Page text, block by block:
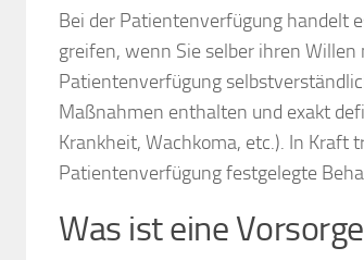
Bei der Patientenverfügung handelt
greifen, wenn Sie selber ihren
Patientenverfügung
Maßnahmen enthalten und exakt
Krankheit, Wachkoma, etc.). In
Patientenverfügung festgelegte
Was ist eine